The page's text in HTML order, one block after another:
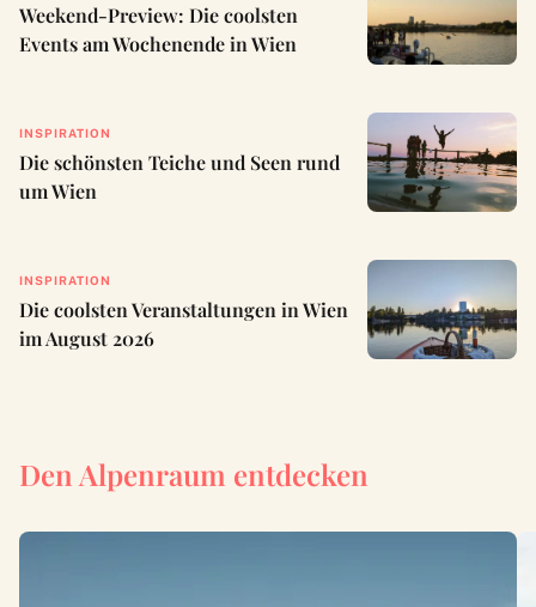
Weekend-Preview: Die coolsten
Events am Wochenende in Wien
INSPIRATION
Die schönsten Teiche und Seen rund
um Wien
INSPIRATION
Die coolsten Veranstaltungen in Wien
im August 2026
Den Alpenraum entdecken